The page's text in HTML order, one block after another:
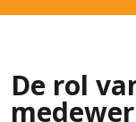
De rol